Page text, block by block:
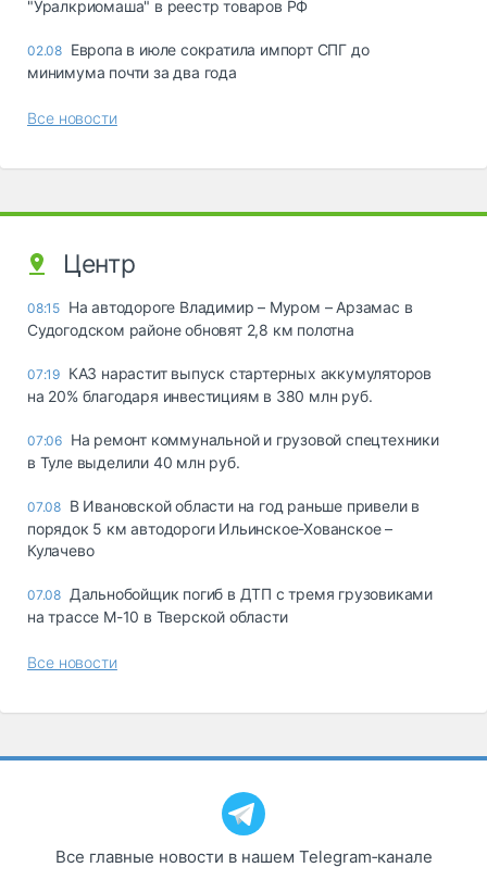
"Уралкриомаша" в реестр товаров РФ
02.08 Европа в июле сократила импорт СПГ до
минимума почти за два года
Все новости
Центр
08:15 На автодороге Владимир – Муром – Арзамас в
Судогодском районе обновят 2,8 км полотна
07:19 КАЗ нарастит выпуск стартерных аккумуляторов
на 20% благодаря инвестициям в 380 млн руб.
07:06 На ремонт коммунальной и грузовой спецтехники
в Туле выделили 40 млн руб.
07.08 В Ивановской области на год раньше привели в
порядок 5 км автодороги Ильинское-Хованское –
Кулачево
07.08 Дальнобойщик погиб в ДТП с тремя грузовиками
на трассе М-10 в Тверской области
Все новости
Все главные новости в нашем Telegram‑канале